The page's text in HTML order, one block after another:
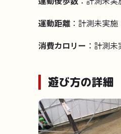
運動距離 ：計測未実施
消費カロリー ：計測
遊び方の詳細